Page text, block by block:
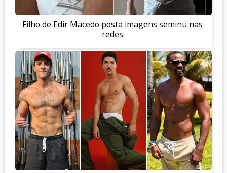
Filho de Edir Macedo posta imagens seminu nas
redes